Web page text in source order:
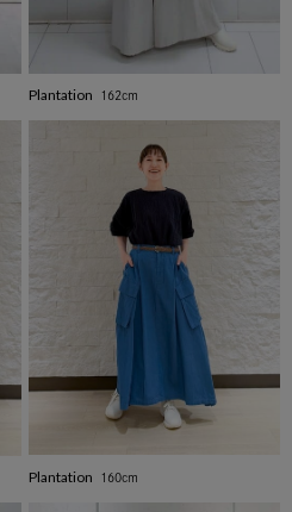
Plantation 162cm
Plantation 160cm